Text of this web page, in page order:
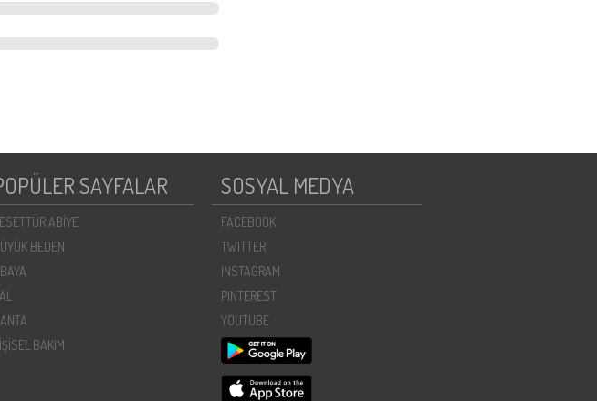
SAYFALAR
ABİYE
BEDEN
BAKIM
SOSYAL MEDYA
FACEBOOK
TWITTER
INSTAGRAM
PINTEREST
YOUTUBE